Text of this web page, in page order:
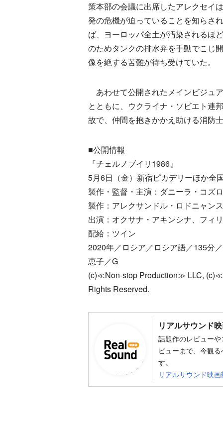
策本部の会議に出席したアレクセイ
発の危機が迫っていることを知らさ
ば、ヨーロッパ全土が汚染されるほ
のためタンクの排水弁を手動でこじ
像を絶する苦難が待ち受けていた。
あわせて公開されたメインビジュ
とともに、ウクライナ・ソビエト連
故で、仲間を抱きかかえ助ける消防
■公開情報
『チェルノブイリ1986』
5月6日（金）新宿ピカデリーほか全
製作・監督・主演：ダニーラ・コズ
製作：アレクサンドル・ロドニャン
出演：オクサナ・アキンシナ、フィ
配給：ツイン
2020年／ロシア／ロシア語／135分
恵子／G
(c)≪Non-stop Production≫ LLC,
Rights Reserved.
リアルサウンド
話題作のレビュー
ビューまで、今観
す。
リアルサウンド映